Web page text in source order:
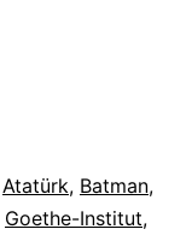
Atatürk, Batman,
Goethe-Institut,